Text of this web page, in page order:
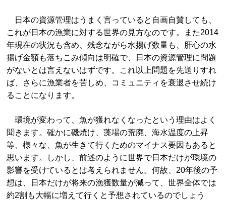
日本の資源管理はうまく言っていると自画自賛しても、
これが日本の漁業に対する世界の見方なのです。また2014
年現在の状況も含め、残念ながら水揚げ数量も、肝心の水
揚げ金額も落ちこみ傾向は明確で、日本の資源管理に問題
がないとは言えないはずです。これ以上問題を先送りすれ
ば、さらに漁業者を苦しめ、コミュニティを衰退させ続け
ることになります。
環境が変わって、魚が獲れなくなったという理由はよく
聞きます。確かに磯焼け、藻場の荒廃、海水温度の上昇
等、様々な、魚が生きて行くためのマイナス要因もあると
思います。しかし、前述のように世界で日本だけが環境の
影響を受けているとは考えられません。何故、20年後の予
想は、日本だけが将来の漁獲数量が減って、世界全体では
約2割も大幅に増えて行くと予想されているのでしょう